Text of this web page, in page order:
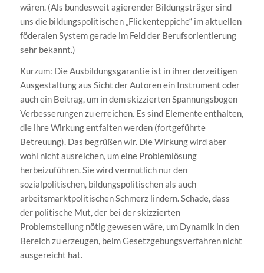
wären. (Als bundesweit agierender Bildungsträger sind
uns die bildungspolitischen „Flickenteppiche“ im aktuellen
föderalen System gerade im Feld der Berufsorientierung
sehr bekannt.)
Kurzum: Die Ausbildungsgarantie ist in ihrer derzeitigen
Ausgestaltung aus Sicht der Autoren ein Instrument oder
auch ein Beitrag, um in dem skizzierten Spannungsbogen
Verbesserungen zu erreichen. Es sind Elemente enthalten,
die ihre Wirkung entfalten werden (fortgeführte
Betreuung). Das begrüßen wir. Die Wirkung wird aber
wohl nicht ausreichen, um eine Problemlösung
herbeizuführen. Sie wird vermutlich nur den
sozialpolitischen, bildungspolitischen als auch
arbeitsmarktpolitischen Schmerz lindern. Schade, dass
der politische Mut, der bei der skizzierten
Problemstellung nötig gewesen wäre, um Dynamik in den
Bereich zu erzeugen, beim Gesetzgebungsverfahren nicht
ausgereicht hat.